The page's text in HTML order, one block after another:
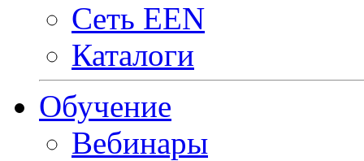
Сеть EEN
Каталоги
Обучение
Вебинары